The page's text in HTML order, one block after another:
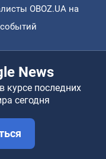
OBOZ.UA на
News
курсе последних
сегодня